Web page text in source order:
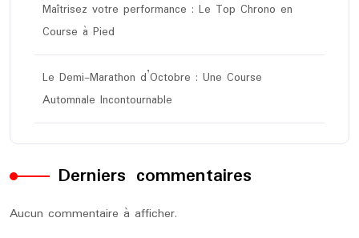
Maîtrisez votre performance : Le Top Chrono en
Course à Pied
Le Demi-Marathon d’Octobre : Une Course
Automnale Incontournable
Derniers commentaires
Aucun commentaire à afficher.